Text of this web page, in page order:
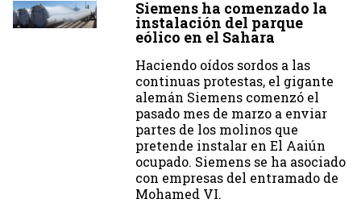
Siemens ha comenzado la
instalación del parque
eólico en el Sahara
Haciendo oídos sordos a las
continuas protestas, el gigante
alemán Siemens comenzó el
pasado mes de marzo a enviar
partes de los molinos que
pretende instalar en El Aaiún
ocupado. Siemens se ha asociado
con empresas del entramado de
Mohamed VI.